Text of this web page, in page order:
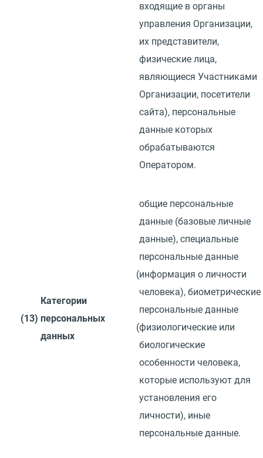
входящие в органы
управления Организации,
их представители,
физические лица,
являющиеся Участниками
Организации, посетители
сайта), персональные
данные которых
обрабатываются
Оператором.
(13)
Категории
персональных
данных
общие персональные
данные (базовые личные
данные), специальные
персональные данные
(информация о личности
человека), биометрические
персональные данные
(физиологические или
биологические
особенности человека,
которые используют для
установления его
личности), иные
персональные данные.